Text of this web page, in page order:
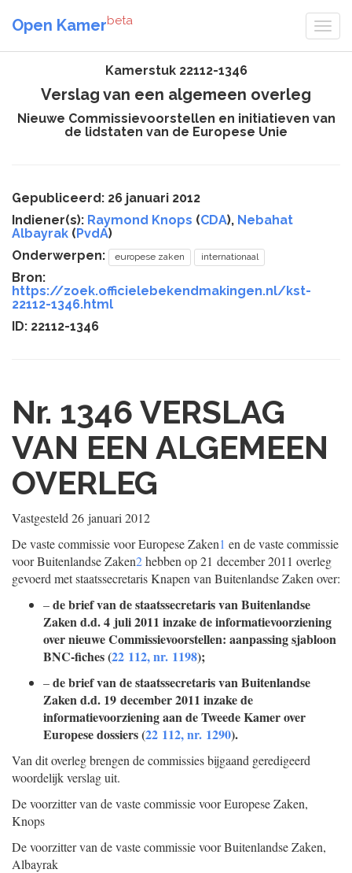
Open Kamerbeta
Kamerstuk 22112-1346
Verslag van een algemeen overleg
Nieuwe Commissievoorstellen en initiatieven van
de lidstaten van de Europese Unie
Gepubliceerd: 26 januari 2012
Indiener(s): Raymond Knops (CDA), Nebahat
Albayrak (PvdA)
Onderwerpen:
europese zaken internationaal
Bron:
https://zoek.officielebekendmakingen.nl/kst-
22112-1346.html
ID: 22112-1346
Nr. 1346 VERSLAG
VAN EEN ALGEMEEN
OVERLEG
Vastgesteld 26 januari 2012
De vaste commissie voor Europese Zaken1 en de vaste commissie
voor Buitenlandse Zaken2hebben op 21 december 2011 overleg
gevoerd met staatssecretaris Knapen van Buitenlandse Zaken over:
–de brief van de staatssecretaris van Buitenlandse
Zaken d.d. 4 juli 2011 inzake de informatievoorziening
over nieuwe Commissievoorstellen: aanpassing sjabloon
BNC-fiches (22 112, nr. 1198);
–de brief van de staatssecretaris van Buitenlandse
Zaken d.d. 19 december 2011 inzake de
informatievoorziening aan de Tweede Kamer over
Europese dossiers (22 112, nr. 1290).
Van dit overleg brengen de commissies bijgaand geredigeerd
woordelijk verslag uit.
De voorzitter van de vaste commissie voor Europese Zaken,
Knops
De voorzitter van de vaste commissie voor Buitenlandse Zaken,
Albayrak